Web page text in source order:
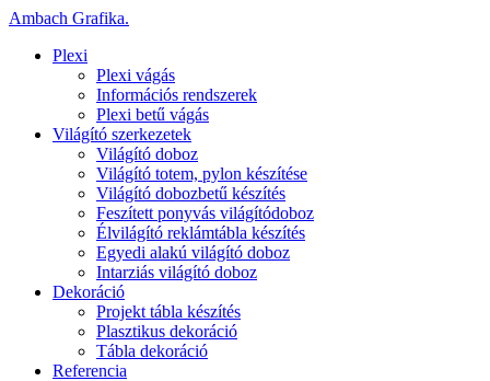
Ambach Grafika.
Plexi
Plexi vágás
Információs rendszerek
Plexi betű vágás
Világító szerkezetek
Világító doboz
Világító totem, pylon készítése
Világító dobozbetű készítés
Feszített ponyvás világítódoboz
Élvilágító reklámtábla készítés
Egyedi alakú világító doboz
Intarziás világító doboz
Dekoráció
Projekt tábla készítés
Plasztikus dekoráció
Tábla dekoráció
Referencia